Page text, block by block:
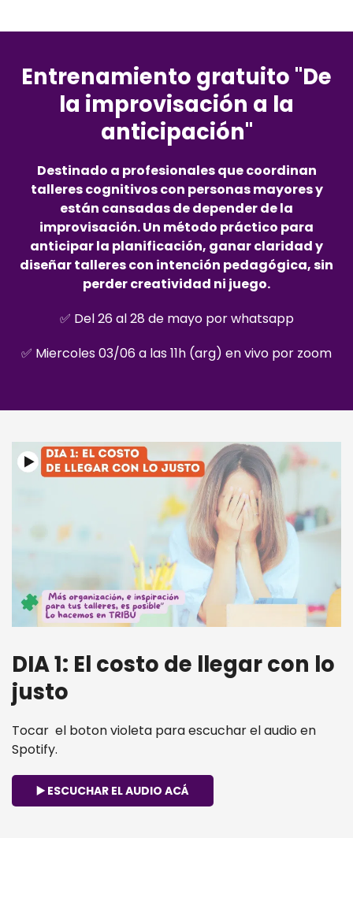
Entrenamiento gratuito "De
la improvisación a la
anticipación"
Destinado a profesionales que coordinan
talleres cognitivos con personas mayores y
están cansadas de depender de la
improvisación. Un método práctico para
anticipar la planificación, ganar claridad y
diseñar talleres con intención pedagógica, sin
perder creatividad ni juego.
✅ Del 26 al 28 de mayo por whatsapp
✅ Miercoles 03/06 a las 11h (arg) en vivo por zoom
DIA 1: El costo de llegar con lo
justo
Tocar el boton violeta para escuchar el audio en
Spotify.
▶️ ESCUCHAR EL AUDIO ACÁ